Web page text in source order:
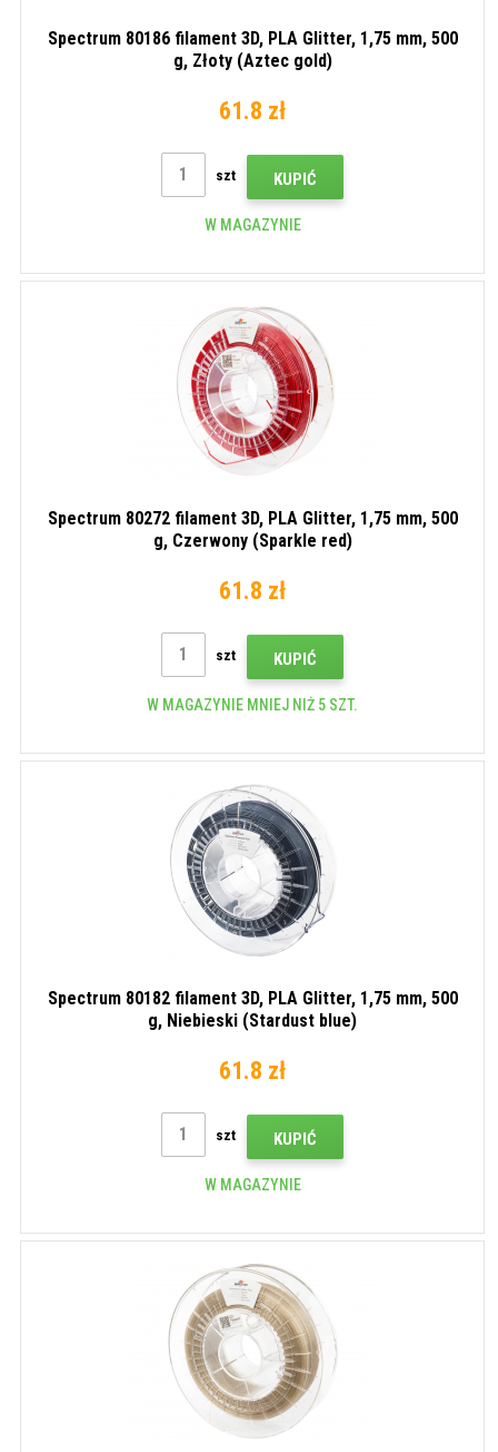
Spectrum 80186 filament 3D, PLA Glitter, 1,75 mm, 500
g, Złoty (Aztec gold)
61.8 zł
szt KUPIĆ
W MAGAZYNIE
Spectrum 80272 filament 3D, PLA Glitter, 1,75 mm, 500
g, Czerwony (Sparkle red)
61.8 zł
szt KUPIĆ
W MAGAZYNIE MNIEJ NIŻ 5 SZT.
Spectrum 80182 filament 3D, PLA Glitter, 1,75 mm, 500
g, Niebieski (Stardust blue)
61.8 zł
szt KUPIĆ
W MAGAZYNIE